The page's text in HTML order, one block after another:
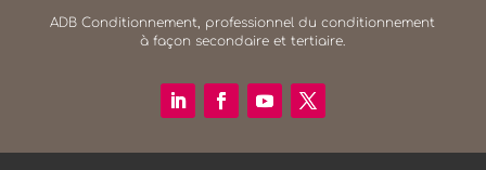
ADB Conditionnement, professionnel du conditionnement
à façon secondaire et tertiaire.